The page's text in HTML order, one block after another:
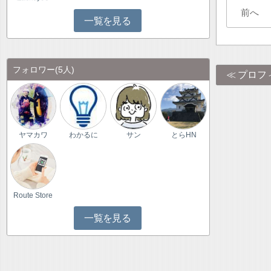
前へ
プロフ
一覧を見る
フォロワー(5人)
ヤマカワ わかるに サン とらHN
Route Store
一覧を見る